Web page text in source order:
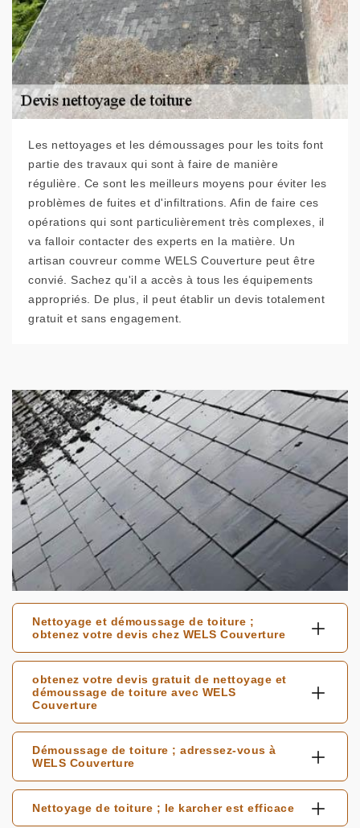
Les nettoyages et les démoussages pour les toits font
partie des travaux qui sont à faire de manière
régulière. Ce sont les meilleurs moyens pour éviter les
problèmes de fuites et d'infiltrations. Afin de faire ces
opérations qui sont particulièrement très complexes, il
va falloir contacter des experts en la matière. Un
artisan couvreur comme WELS Couverture peut être
convié. Sachez qu'il a accès à tous les équipements
appropriés. De plus, il peut établir un devis totalement
gratuit et sans engagement.
Nettoyage et démoussage de toiture ;
obtenez votre devis chez WELS Couverture
obtenez votre devis gratuit de nettoyage et
démoussage de toiture avec WELS
Couverture
Démoussage de toiture ; adressez-vous à
WELS Couverture
Nettoyage de toiture ; le karcher est efficace